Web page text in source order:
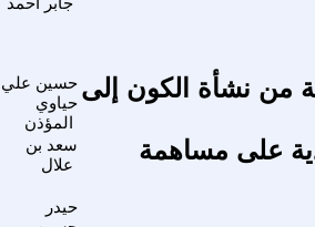
حسين علي
حياوي
المؤذن
من نشأة الكون إلى
سعد بن
علال
على مساهمة
حيدر